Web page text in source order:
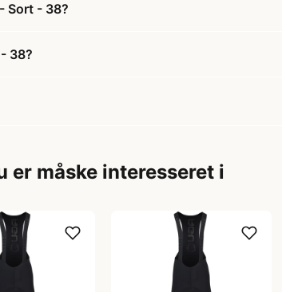
Sort - 38?
38?
er måske interesseret i